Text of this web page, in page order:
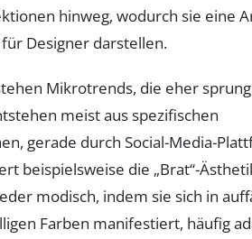
hinweg, wodurch sie eine
Designer darstellen.
Mikrotrends, die eher
meist aus spezifischen
gerade durch Social-Media-
beispielsweise die „Brat“-
modisch, indem sie sich in
Farben manifestiert, häufig